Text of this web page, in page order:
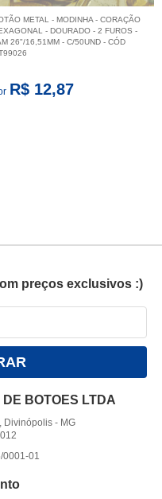
METAL - MODINHA - CORAÇÃO
- DOURADO - 2 FUROS -
26"/16,51MM - C/50UND - CÓD
R$ 12,87
preços exclusivos :)
DE BOTOES LTDA
Divinópolis - MG
0001-01